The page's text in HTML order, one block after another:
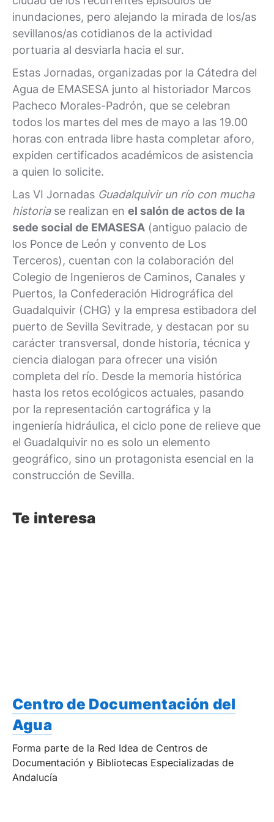
inundaciones, pero alejando la mirada de los/as
sevillanos/as cotidianos de la actividad
portuaria al desviarla hacia el sur.
Estas Jornadas, organizadas por la Cátedra del
Agua de EMASESA junto al historiador Marcos
Pacheco Morales-Padrón, que se celebran
todos los martes del mes de mayo a las 19.00
horas con entrada libre hasta completar aforo,
expiden certificados académicos de asistencia
a quien lo solicite.
Las VI Jornadas Guadalquivir un río con mucha
historia se realizan en el salón de actos de la
sede social de EMASESA (antiguo palacio de
los Ponce de León y convento de Los
Terceros), cuentan con la colaboración del
Colegio de Ingenieros de Caminos, Canales y
Puertos, la Confederación Hidrográfica del
Guadalquivir (CHG) y la empresa estibadora del
puerto de Sevilla Sevitrade, y destacan por su
carácter transversal, donde historia, técnica y
ciencia dialogan para ofrecer una visión
completa del río. Desde la memoria histórica
hasta los retos ecológicos actuales, pasando
por la representación cartográfica y la
ingeniería hidráulica, el ciclo pone de relieve que
el Guadalquivir no es solo un elemento
geográfico, sino un protagonista esencial en la
construcción de Sevilla.
Te interesa
Centro de Documentación del
Agua
Forma parte de la Red Idea de Centros de
Documentación y Bibliotecas Especializadas de
Andalucía